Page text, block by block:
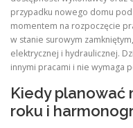
przypadku nowego domu
momentem na rozpoczęcie
w stanie surowym
elektrycznej i hydraulicznej.
innymi pracami i nie wymaga
Kiedy planować
roku i